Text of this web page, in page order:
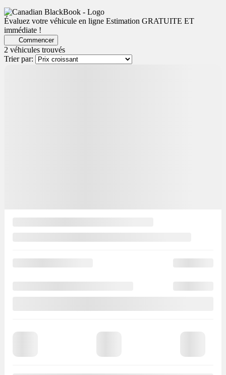
Évaluez votre véhicule en ligne Estimation GRATUITE ET
immédiate !
Commencer
2 véhicules trouvés
Trier par: